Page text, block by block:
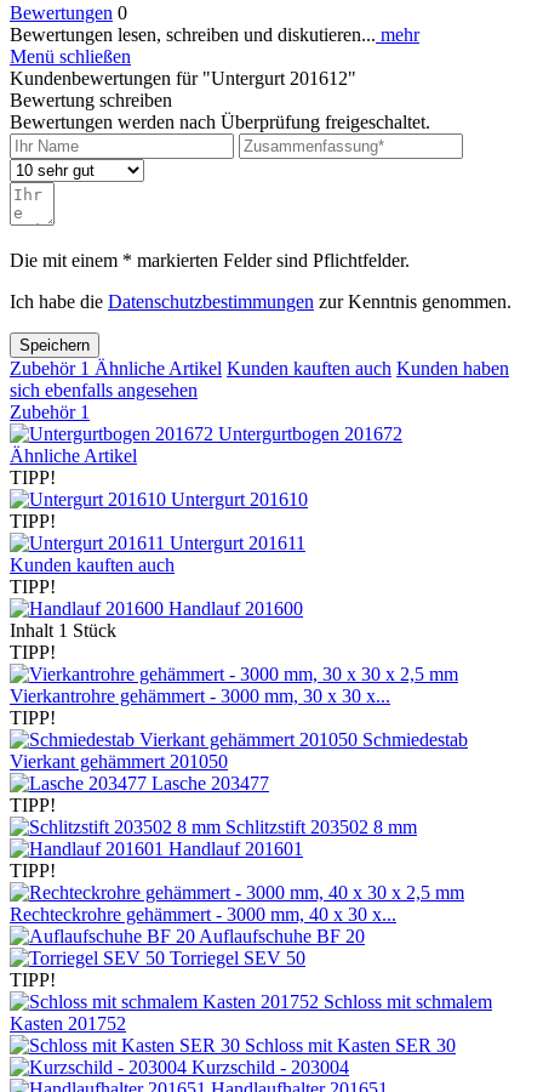
Bewertungen 0
Bewertungen lesen, schreiben und diskutieren... mehr
Menü schließen
Kundenbewertungen für "Untergurt 201612"
Bewertung schreiben
Bewertungen werden nach Überprüfung freigeschaltet.
Die mit einem * markierten Felder sind Pflichtfelder.
Ich habe die Datenschutzbestimmungen zur Kenntnis genommen.
Speichern
Zubehör 1 Ähnliche Artikel Kunden kauften auch Kunden haben
sich ebenfalls angesehen
Zubehör 1
Untergurtbogen 201672
Ähnliche Artikel
TIPP!
Untergurt 201610
TIPP!
Untergurt 201611
Kunden kauften auch
TIPP!
Handlauf 201600
Inhalt 1 Stück
TIPP!
Vierkantrohre gehämmert - 3000 mm, 30 x 30 x...
TIPP!
Schmiedestab
Vierkant gehämmert 201050
Lasche 203477
TIPP!
Schlitzstift 203502 8 mm
Handlauf 201601
TIPP!
Rechteckrohre gehämmert - 3000 mm, 40 x 30 x...
Auflaufschuhe BF 20
Torriegel SEV 50
TIPP!
Schloss mit schmalem
Kasten 201752
Schloss mit Kasten SER 30
Kurzschild - 203004